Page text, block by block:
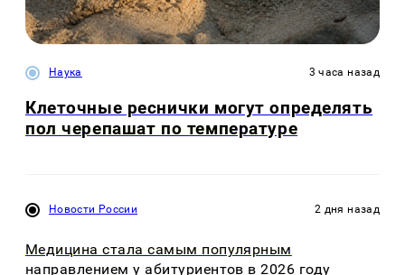
Наука 3 часа назад
Клеточные реснички могут определять
пол черепашат по температуре
Новости России 2 дня назад
Медицина стала самым популярным
направлением у абитуриентов в 2026 году